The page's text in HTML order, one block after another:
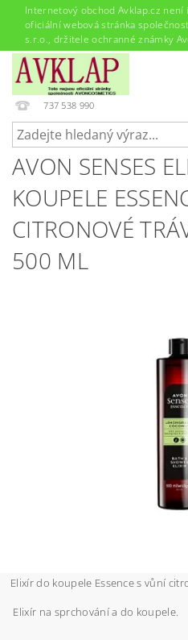
Internetový obchod Avklap.cz
oficiální webová stránka
s.r.o., držitele ochranné známky
737 538 990
AVON SENSES
KOUPELE
CITRONOVÉ
500 ML
Elixír do koupele Essence s vůní
Elixír na sprchování a do koupele.